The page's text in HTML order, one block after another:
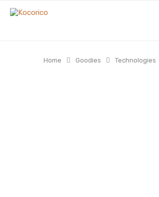
Home Goodies Technologies